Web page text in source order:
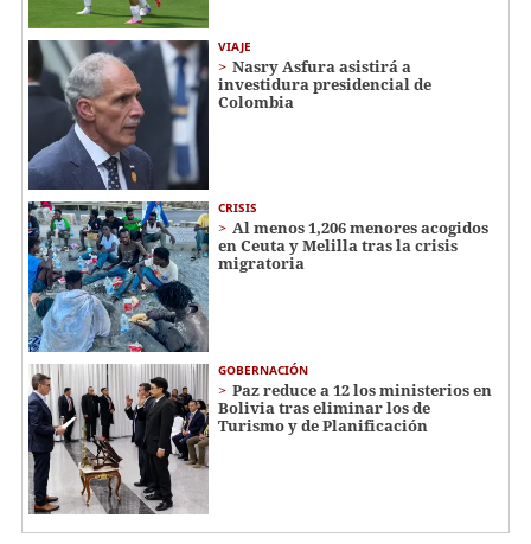
VIAJE
Nasry Asfura asistirá a
investidura presidencial de
Colombia
CRISIS
Al menos 1,206 menores acogidos
en Ceuta y Melilla tras la crisis
migratoria
GOBERNACIÓN
Paz reduce a 12 los ministerios en
Bolivia tras eliminar los de
Turismo y de Planificación